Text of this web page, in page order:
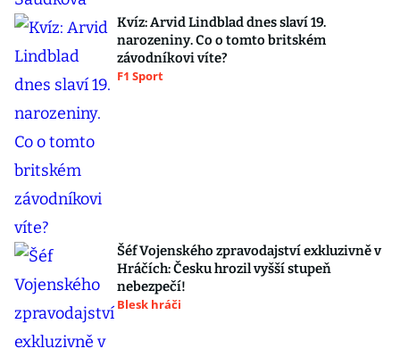
Kvíz: Arvid Lindblad dnes slaví 19.
narozeniny. Co o tomto britském
závodníkovi víte?
F1 Sport
Šéf Vojenského zpravodajství exkluzivně v
Hráčích: Česku hrozil vyšší stupeň
nebezpečí!
Blesk hráči